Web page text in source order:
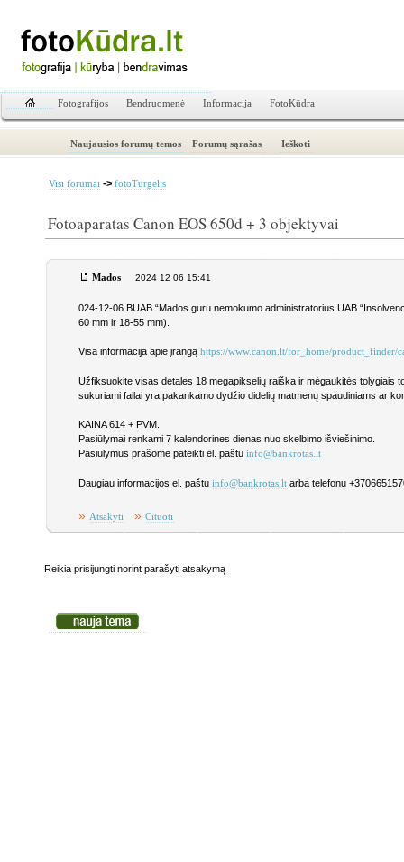
Fotografijos Bendruomenė Informacija FotoKūdra
Naujausios forumų temos Forumų sąrašas Ieškoti
Visi forumai -> fotoTurgelis
Fotoaparatas Canon EOS 650d + 3 objektyvai
Mados 2024 12 06 15:41
024-12-06 BUAB “Mados guru nemokumo administratorius UAB
60 mm ir 18-55 mm).
Visa informacija apie įrangąhttps://www.canon.lt/for_home/product_finder/
Užfiksuokite visas detales 18 megapikselių raiška ir mėgaukitės tolygiais
sukuriami failai yra pakankamo dydžio didelių matmenų spaudiniams ar
KAINA 614 + PVM.
Pasiūlymai renkami 7 kalendorines dienas nuo skelbimo išviešinimo.
Pasiūlymus prašome pateikti el. paštuinfo@bankrotas.lt
Daugiau informacijos el. paštuinfo@bankrotas.lt arba telefonu
» Atsakyti » Cituoti
Reikia prisijungti norint parašyti atsakymą